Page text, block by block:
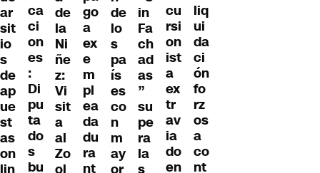
ar
sit
io
s
de
ap
ue
st
as
on
lin
ca
ci
on
es
:
Di
pu
ta
do
s
bu
de
la
Ni
ñe
z:
Vi
sit
a
al
Zo
ol
go
a
ex
e
m
pl
ea
da
du
ra
nt
de
lo
s
pa
ís
es
co
n
m
ay
or
in
Fa
ch
ad
as
”
su
pe
ra
la
s
cu
rsi
on
ist
a
ex
tr
av
ia
do
en
liq
ui
da
ci
ón
fo
rz
os
a
co
nt